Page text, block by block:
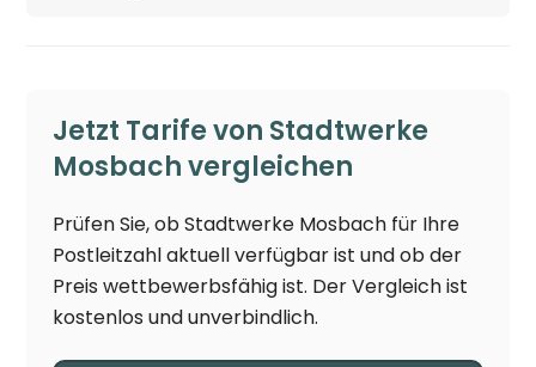
Jetzt Tarife von Stadtwerke
Mosbach vergleichen
Prüfen Sie, ob Stadtwerke Mosbach für Ihre
Postleitzahl aktuell verfügbar ist und ob der
Preis wettbewerbsfähig ist. Der Vergleich ist
kostenlos und unverbindlich.